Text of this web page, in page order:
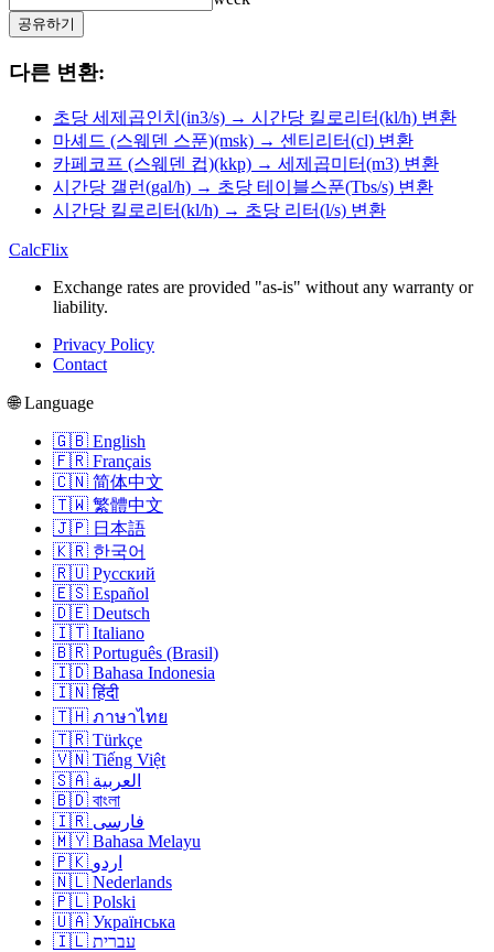
공유하기
다른 변환:
초당 세제곱인치(in3/s) → 시간당 킬로리터(kl/h) 변환
마셰드 (스웨덴 스푼)(msk) → 센티리터(cl) 변환
카페코프 (스웨덴 컵)(kkp) → 세제곱미터(m3) 변환
시간당 갤런(gal/h) → 초당 테이블스푼(Tbs/s) 변환
시간당 킬로리터(kl/h) → 초당 리터(l/s) 변환
CalcFlix
Exchange rates are provided "as-is" without any warranty or
liability.
Privacy Policy
Contact
🌐 Language
🇬🇧 English
🇫🇷 Français
🇨🇳 简体中文
🇹🇼 繁體中文
🇯🇵 日本語
🇰🇷 한국어
🇷🇺 Русский
🇪🇸 Español
🇩🇪 Deutsch
🇮🇹 Italiano
🇧🇷 Português (Brasil)
🇮🇩 Bahasa Indonesia
🇮🇳 हिंदी
🇹🇭 ภาษาไทย
🇹🇷 Türkçe
🇻🇳 Tiếng Việt
🇸🇦 العربية
🇧🇩 বাংলা
🇮🇷 فارسی
🇲🇾 Bahasa Melayu
🇵🇰 اردو
🇳🇱 Nederlands
🇵🇱 Polski
🇺🇦 Українська
🇮🇱 עברית